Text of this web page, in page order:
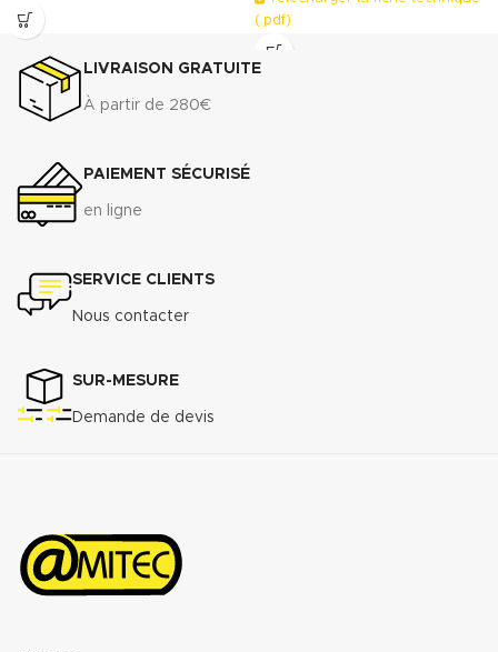
(.pdf)
LIVRAISON GRATUITE
À partir de 280€
PAIEMENT SÉCURISÉ
en ligne
SERVICE CLIENTS
Nous contacter
SUR-MESURE
Demande de devis